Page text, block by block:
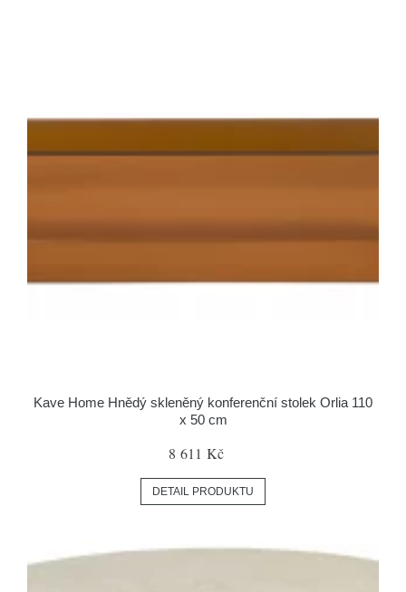
Kave Home Hnědý skleněný konferenční stolek Orlia 110
x 50 cm
8 611 Kč
DETAIL PRODUKTU